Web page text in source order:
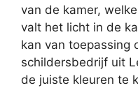
van de kamer,
valt het licht in de
kan van toepassing
schildersbedrijf uit
de juiste kleuren te